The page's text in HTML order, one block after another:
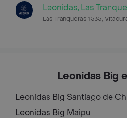
Leonidas, Las
Las Tranqueras 1535,
Leonidas Big
Leonidas Big Santiago de
Leonidas Big Maipu